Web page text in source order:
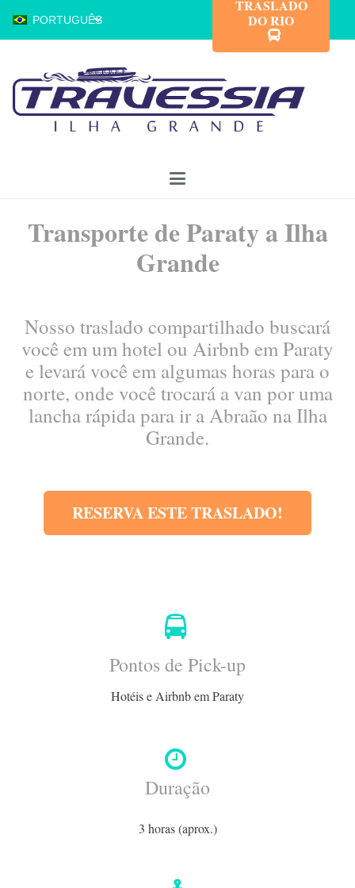
PORTUGUÊS
TRASLADO
DO RIO
Transporte de Paraty a Ilha
Grande
Nosso traslado compartilhado buscará
você em um hotel ou Airbnb em Paraty
e levará você em algumas horas para o
norte, onde você trocará a van por uma
lancha rápida para ir a Abraão na Ilha
Grande.
RESERVA ESTE TRASLADO!
Pontos de Pick-up
Hotéis e Airbnb em Paraty
Duração
3 horas (aprox.)